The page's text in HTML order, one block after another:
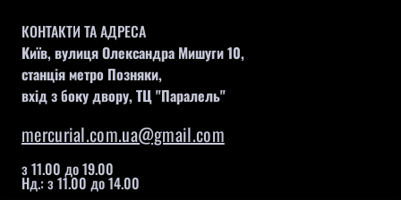
КОНТАКТИ ТА АДРЕСА
Київ, вулиця Олександра Мишуги 10,
станція метро Позняки,
вхід з боку двору, ТЦ "Паралель"
mercurial.com.ua@gmail.com
з 11.00 до 19.00
Нд.: з 11.00 до 14.00